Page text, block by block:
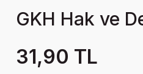
GKH Hak ve
31,90 TL